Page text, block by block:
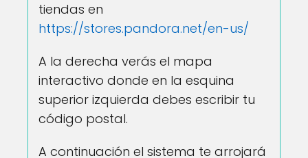
tiendas en
https://stores.pandora.net/en-us/
A la derecha verás el mapa
interactivo donde en la esquina
superior izquierda debes escribir tu
código postal.
A continuación el sistema te arrojará